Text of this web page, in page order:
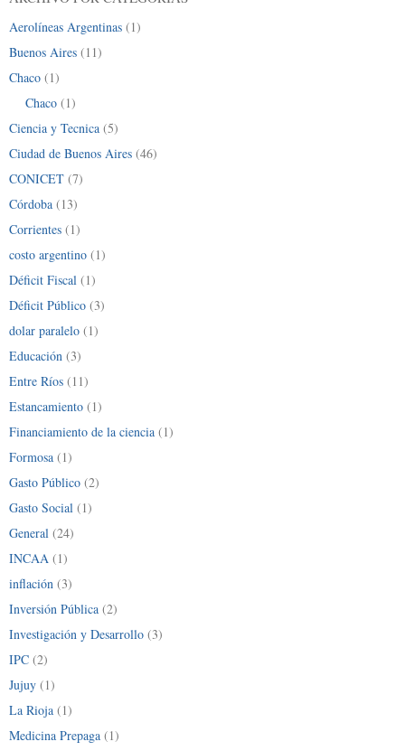
Aerolíneas Argentinas (1)
Buenos Aires (11)
Chaco (1)
Chaco (1)
Ciencia y Tecnica (5)
Ciudad de Buenos Aires (46)
CONICET (7)
Córdoba (13)
Corrientes (1)
costo argentino (1)
Déficit Fiscal (1)
Déficit Público (3)
dolar paralelo (1)
Educación (3)
Entre Ríos (11)
Estancamiento (1)
Financiamiento de la ciencia (1)
Formosa (1)
Gasto Público (2)
Gasto Social (1)
General (24)
INCAA (1)
inflación (3)
Inversión Pública (2)
Investigación y Desarrollo (3)
IPC (2)
Jujuy (1)
La Rioja (1)
Medicina Prepaga (1)